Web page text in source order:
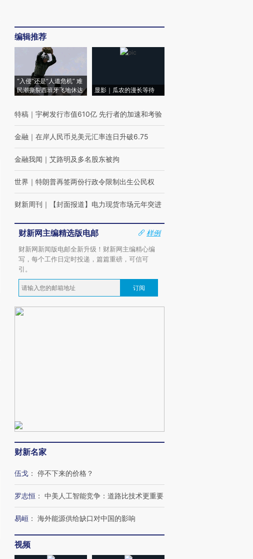
编辑推荐
“入侵”还是“人道危机” 难
民潮撕裂西班牙飞地休达
显影｜瓜农的漫长等待
特稿 ｜ 宇树发行市值610亿 先行者的加速和考验
金融 ｜ 在岸人民币兑美元汇率连日升破6.75
金融我闻 ｜ 艾路明及多名股东被拘
世界 ｜ 特朗普再签两份行政令限制出生公民权
财新周刊 ｜ 【封面报道】电力现货市场元年突进
财新网主编精选版电邮
样例
财新网新闻版电邮全新升级！财新网主编精心编
写，每个工作日定时投递，篇篇重磅，可信可
引。
订阅
财新名家
伍戈 ： 停不下来的价格？
罗志恒 ： 中美人工智能竞争：道路比技术更重要
易峘 ： 海外能源供给缺口对中国的影响
视频